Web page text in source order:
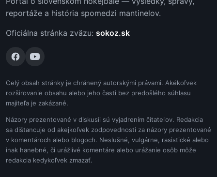
reportáže a história spomedzi mantinelov.
Oficiálna stránka zväzu: sokoz.sk
Celý obsah stránky je chránený autorskými právami. Akékoľvek
rozširovanie obsahu alebo jeho časti bez predošlého súhlasu
majiteľa je zakázané.
Názory prezentované v diskusii sú vyjadrením čitateľov. Redakcia
sa dištancuje od akejkoľvek zodpovednosti za názory prezentované
v komentároch alebo blogoch. Neslušné, vulgárne, rasistické alebo
inak hanebné, či urážlivé komentáre alebo urážanie osôb môže
redakcia kedykoľvek zmazať.